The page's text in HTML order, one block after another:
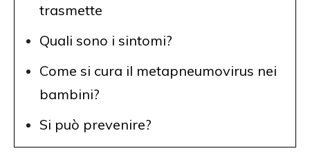
trasmette
Quali sono i sintomi?
Come si cura il metapneumovirus nei
bambini?
Si può prevenire?